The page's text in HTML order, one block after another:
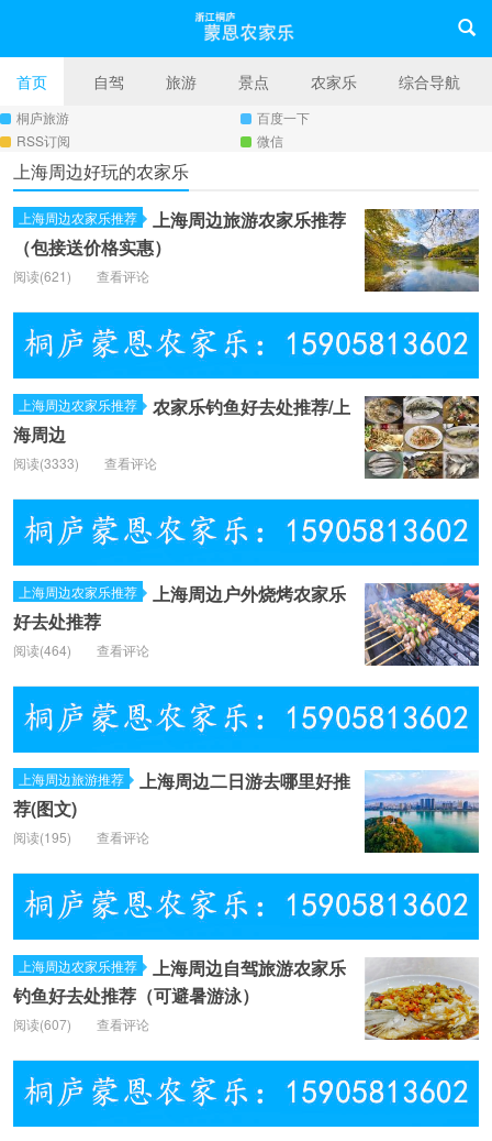
首页 自驾 旅游 景点 农家乐 综合导航
桐庐旅游
百度一下
RSS订阅
微信
上海周边好玩的农家乐
上海周边农家乐推荐
上海周边旅游农家乐推荐
（包接送价格实惠）
阅读(621) 查看评论
上海周边农家乐推荐
农家乐钓鱼好去处推荐/上
海周边
阅读(3333) 查看评论
上海周边农家乐推荐
上海周边户外烧烤农家乐
好去处推荐
阅读(464) 查看评论
上海周边旅游推荐
上海周边二日游去哪里好推
荐(图文)
阅读(195) 查看评论
上海周边农家乐推荐
上海周边自驾旅游农家乐
钓鱼好去处推荐（可避暑游泳）
阅读(607) 查看评论